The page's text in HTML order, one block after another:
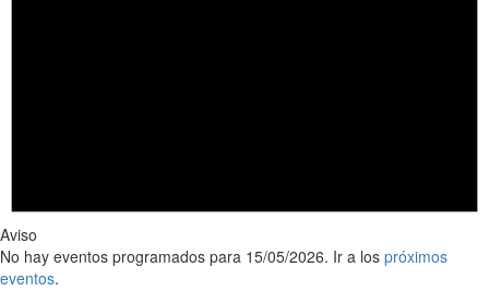
Aviso
No hay eventos programados para 15/05/2026. Ir a los próximos
eventos.